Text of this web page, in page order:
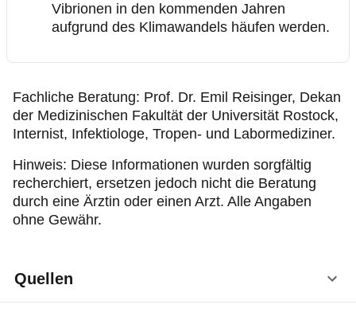
Vibrionen in den kommenden Jahren
aufgrund des Klimawandels häufen werden.
Fachliche Beratung: Prof. Dr. Emil Reisinger, Dekan
der Medizinischen Fakultät der Universität Rostock,
Internist, Infektiologe, Tropen- und Labormediziner.
Hinweis: Diese Informationen wurden sorgfältig
recherchiert, ersetzen jedoch nicht die Beratung
durch eine Ärztin oder einen Arzt. Alle Angaben
ohne Gewähr.
Quellen